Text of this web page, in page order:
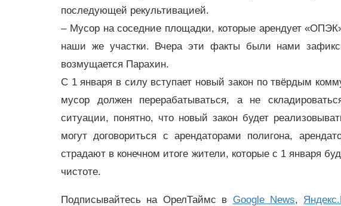
последующей рекультивацией.
– Мусор на соседние площадки, которые арендует
наши же участки. Вчера эти факты были нами
возмущается Парахин.
С 1 января в силу вступает новый закон по твёрдым
мусор должен перерабатываться, а не
ситуации, понятно, что новый закон будет
могут договориться с арендаторами полигона,
страдают в конечном итоге жители, которые с 1 января
чистоте.
Подписывайтесь на ОрелТаймс в Google News,